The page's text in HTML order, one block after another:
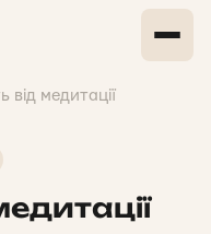
від медитації